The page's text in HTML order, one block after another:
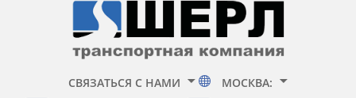
СВЯЗАТЬСЯ С НАМИ МОСКВА: